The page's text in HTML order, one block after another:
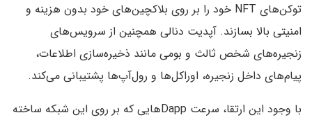
توکن‌های NFT خود را بر روی بلاکچین‌های خود بدون هزینه و
امنیتی بالا بسازند. آپدیت دنالی همچنین از سرویس‌های
زنجیره‌های شخص ثالث و بومی مانند ذخیره‌سازی اطلاعات،
پیام‌های داخل زنجیره، اوراکل‌ها و رول‌آپ‌ها پشتیبانی می‌کند.
با وجود این ارتقا، سرعت Dappهایی که بر روی این شبکه ساخته